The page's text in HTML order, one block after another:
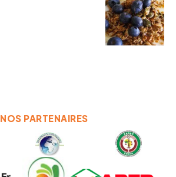
NOS PARTENAIRES